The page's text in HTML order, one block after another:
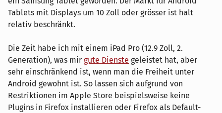
Tablets mit Displays um 10 Zoll oder grösser ist halt
relativ beschränkt.
Die Zeit habe ich mit einem iPad Pro (12.9 Zoll, 2.
Generation), was mir gute Dienste geleistet hat, aber
sehr einschränkend ist, wenn man die Freiheit unter
Android gewohnt ist. So lassen sich aufgrund von
Restriktionen im Apple Store beispielsweise keine
Plugins in Firefox installieren oder Firefox als Default-